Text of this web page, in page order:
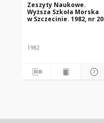
Zeszyty Naukowe.
Wyższa Szkoła Morska
w Szczecinie. 1982, nr 20
1982